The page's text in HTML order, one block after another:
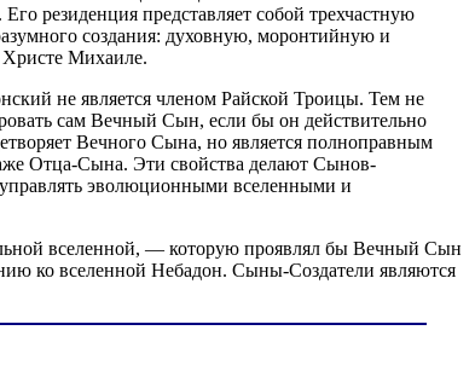
резиденция представляет собой трехчастную
создания: духовную, моронтийную и
Христе Михаиле.
не является членом Райской Троицы. Тем не
сам Вечный Сын, если бы он действительно
Вечного Сына, но является полноправным
Отца-Сына. Эти свойства делают Сынов-
эволюционными вселенными и
вселенной, — которую проявлял бы Вечный Сын
ко вселенной Небадон. Сыны-Создатели являются